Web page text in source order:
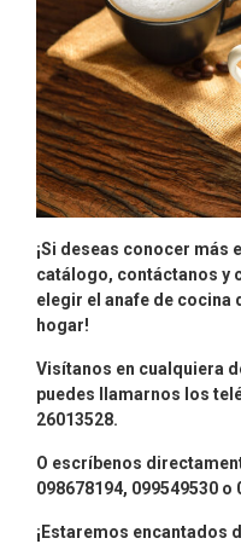
¡Si deseas conocer más
catálogo, contáctanos y
elegir el anafe de cocina
hogar!
Visítanos en cualquiera
puedes llamarnos los
26013528.
O escríbenos
098678194, 099549530 o
¡Estaremos encantados